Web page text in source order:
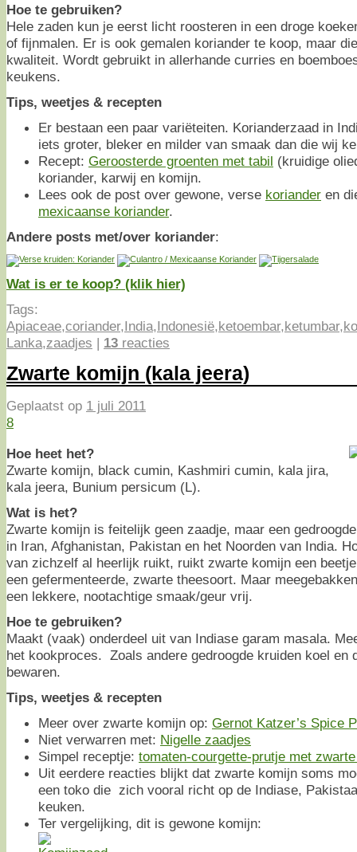
Hoe te gebruiken?
Hele zaden kun je eerst licht roosteren in een droge
of fijnmalen. Er is ook gemalen koriander te koop, maar
kwaliteit. Wordt gebruikt in allerhande curries en
keukens.
Tips, weetjes & recepten
Er bestaan een paar variëteiten. Korianderzaad in
iets groter, bleker en milder van smaak dan die wij
Recept: Geroosterde groenten met tabil (kruidige
koriander, karwij en komijn.
Lees ook de post over gewone, verse koriander en
mexicaanse koriander.
Andere posts met/over koriander:
Wat is er te koop? (klik hier)
Tags:
Apiaceae,coriander,India,Indonesië,ketoembar,ketumbar,
Lanka,zaadjes | 13 reacties
Zwarte komijn (kala jeera)
Geplaatst op 1 juli 2011
8
Hoe heet het?
Zwarte komijn, black cumin, Kashmiri cumin, kala jira,
kala jeera, Bunium persicum (L).
Wat is het?
Zwarte komijn is feitelijk geen zaadje, maar een
in Iran, Afghanistan, Pakistan en het Noorden van India.
van zichzelf al heerlijk ruikt, ruikt zwarte komijn een
een gefermenteerde, zwarte theesoort. Maar
een lekkere, nootachtige smaak/geur vrij.
Hoe te gebruiken?
Maakt (vaak) onderdeel uit van Indiase garam masala.
het kookproces. Zoals andere gedroogde kruiden koel en
bewaren.
Tips, weetjes & recepten
Meer over zwarte komijn op: Gernot Katzer’s Spice
Niet verwarren met: Nigelle zaadjes
Simpel receptje: tomaten-courgette-prutje met
Uit eerdere reacties blijkt dat zwarte komijn soms
een toko die zich vooral richt op de Indiase,
keuken.
Ter vergelijking, dit is gewone komijn: